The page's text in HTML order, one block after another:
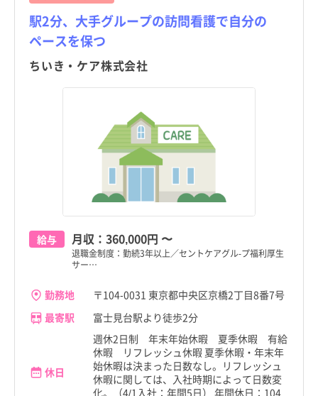
駅2分、大手グループの訪問看護で自分の
ペースを保つ
ちいき・ケア株式会社
給与 月収： 360,000円 〜
退職金制度：勤続3年以上／セントケアグル-プ福利厚生
サー…
勤務地
〒104-0031 東京都中央区京橋2丁目8番7号
最寄駅
富士見台駅より徒歩2分
休日
週休2日制 年末年始休暇 夏季休暇 有給
休暇 リフレッシュ休暇 夏季休暇・年末年
始休暇は決まった日数なし。リフレッシュ
休暇に関しては、入社時期によって日数変
化。（4/1入社：年間5日） 年間休日：104